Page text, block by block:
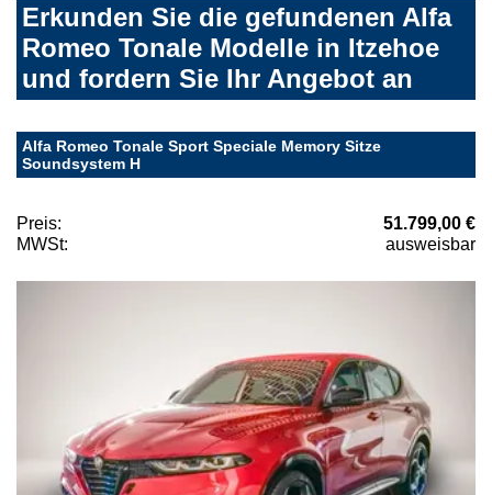
Erkunden Sie die gefundenen Alfa
Romeo Tonale Modelle in Itzehoe
und fordern Sie Ihr Angebot an
Alfa Romeo Tonale Sport Speciale Memory Sitze
Soundsystem H
Preis:
51.799,00 €
MWSt:
ausweisbar